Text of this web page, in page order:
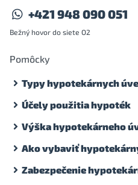
+421 948 090 051
Bežný hovor do siete O2
Pomôcky
Typy hypotekárnych
Účely použitia hypoték
Výška hypotekárneho
Ako vybaviť
Zabezpečenie